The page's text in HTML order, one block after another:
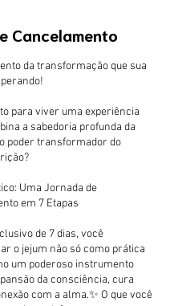
Cancelamento
da transformação que sua
para viver uma experiência
a sabedoria profunda da
poder transformador do
Uma Jornada de
em 7 Etapas
de 7 dias, você
o jejum não só como prática
um poderoso instrumento
da consciência, cura
com a alma.✨ O que você